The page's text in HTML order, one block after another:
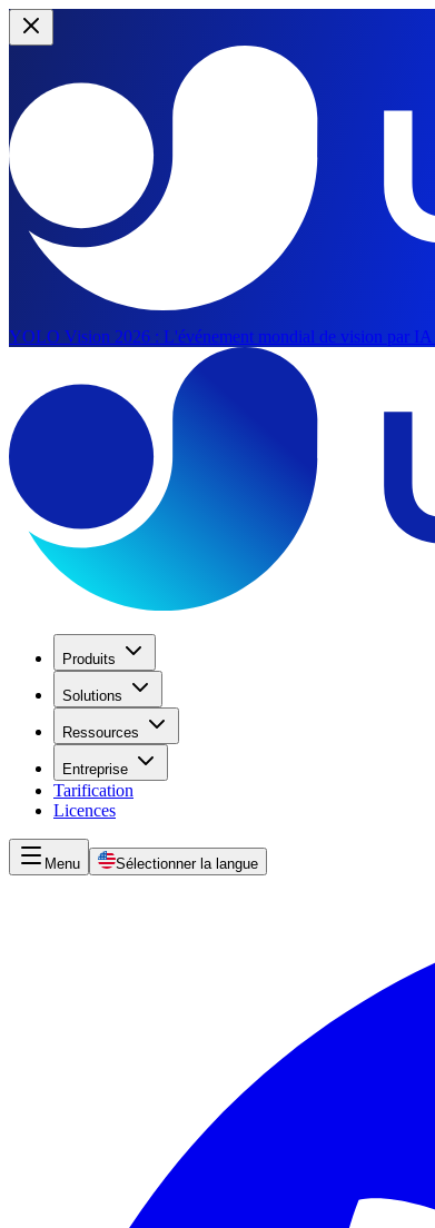
YOLO Vision 2026 : L'événement mondial de vision par
Produits
Solutions
Ressources
Entreprise
Tarification
Licences
Menu Sélectionner la langue